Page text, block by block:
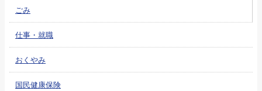
ごみ
仕事・就職
おくやみ
国民健康保険